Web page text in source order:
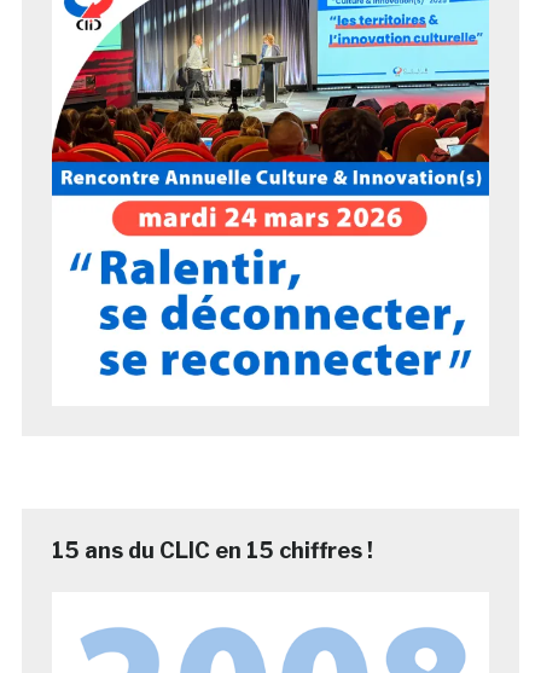
15 ans du CLIC en 15 chiffres !